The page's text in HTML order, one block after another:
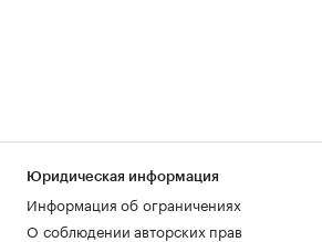
Юридическая информация
Информация об ограничениях
О соблюдении авторских прав